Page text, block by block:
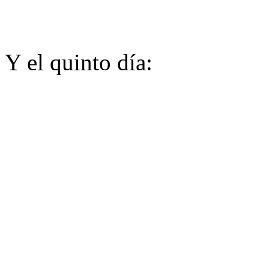
Y el quinto día: